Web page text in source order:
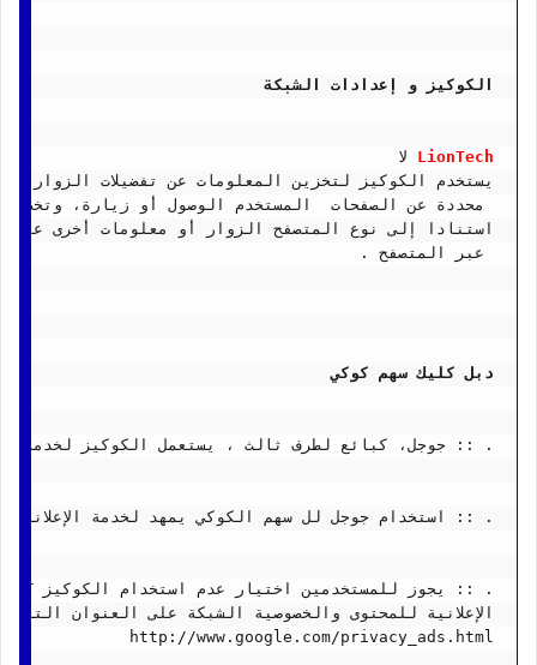
الكوكيز و إعدادات الشبكة
LionTech لا
يستخدم الكوكيز لتخزين المعلومات عن تفضيلات الزوار ،
محددة عن الصفحات  المستخدم الوصول أو زيارة،
استنادا إلى نوع المتصفح الزوار أو معلومات أخرى
عبر المتصفح .
دبل كليك سهم كوكي
. :: جوجل، كبائع لطرف ثالث ، يستعمل الكوكيز لخدمة
. :: استخدام جوجل لل سهم الكوكي يمهد لخدمة
. :: يجوز للمستخدمين اختيار عدم استخدام الكوكيز DART عن طريق زيارة جوجل
الإعلانية للمحتوى والخصوصية الشبكة على العنوان
http://www.google.com/privacy_ads.html